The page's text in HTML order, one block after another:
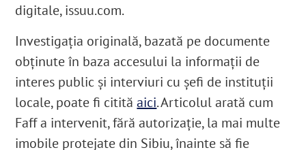
digitale, issuu.com.
Investigația originală, bazată pe documente
obținute în baza accesului la informații de
interes public și interviuri cu șefi de instituții
locale, poate fi citităaici. Articolul arată cum
Faff a intervenit, fără autorizație, la mai multe
imobile protejate din Sibiu, înainte să fie